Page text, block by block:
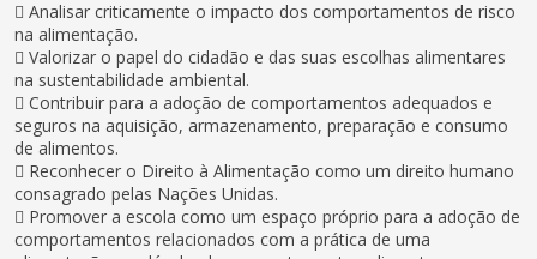
 Analisar criticamente o impacto dos comportamentos de risco
na alimentação.
 Valorizar o papel do cidadão e das suas escolhas alimentares
na sustentabilidade ambiental.
 Contribuir para a adoção de comportamentos adequados e
seguros na aquisição, armazenamento, preparação e consumo
de alimentos.
 Reconhecer o Direito à Alimentação como um direito humano
consagrado pelas Nações Unidas.
 Promover a escola como um espaço próprio para a adoção de
comportamentos relacionados com a prática de uma